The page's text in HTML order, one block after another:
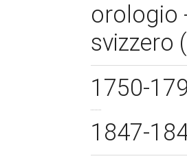
orologio
svizzero
1750-
1847-